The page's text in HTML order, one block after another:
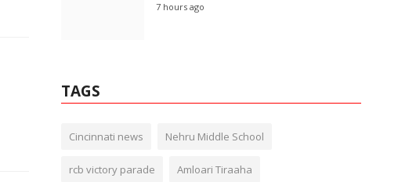
7 hours ago
TAGS
Cincinnati news Nehru Middle School
rcb victory parade Amloari Tiraaha